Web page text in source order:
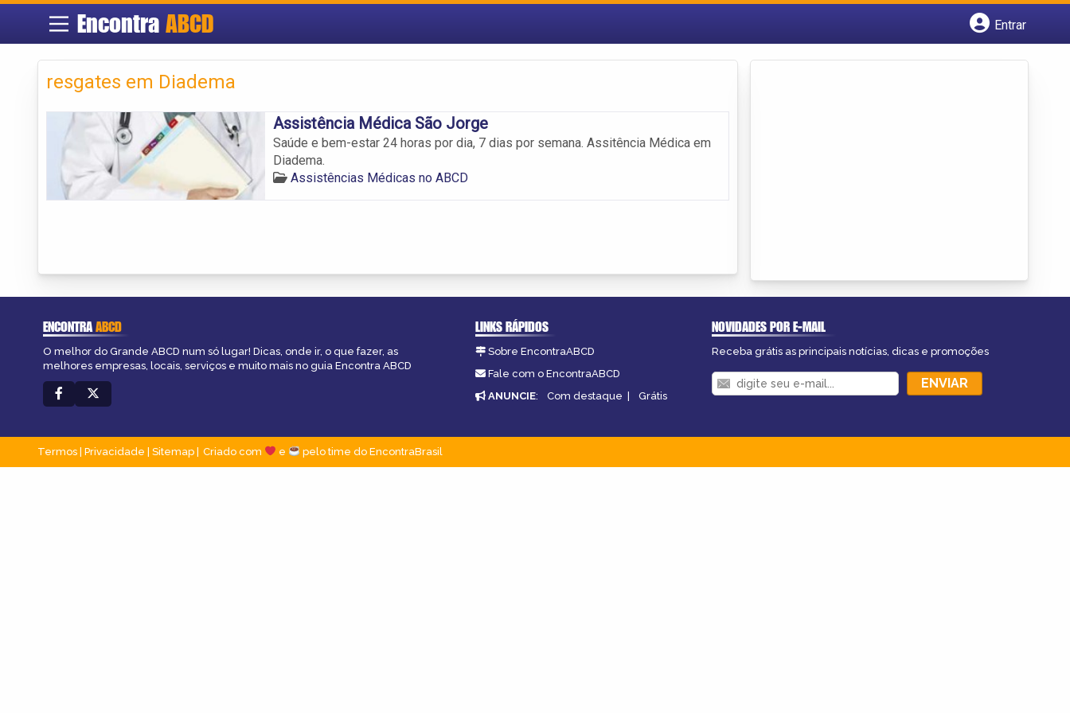
Encontra ABCD
Entrar
resgates em Diadema
Assistência Médica São Jorge
Saúde e bem-estar 24 horas por dia, 7 dias por semana. Assitência Médica em
Diadema.
Assistências Médicas no ABCD
ENCONTRAABCD
O melhor do Grande ABCD num só lugar! Dicas, onde ir, o que fazer, as
melhores empresas, locais, serviços e muito mais no guia Encontra ABCD
LINKS RÁPIDOS
Sobre EncontraABCD
Fale com o EncontraABCD
ANUNCIE: Com destaque | Grátis
NOVIDADES POR E-MAIL
Receba grátis as principais notícias, dicas e promoções
Termos Privacidade Sitemap Criado com e pelo time do EncontraBrasil